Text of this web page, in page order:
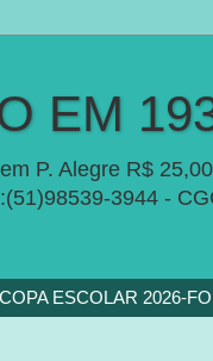
EM
P. Alegre R$
3944 -
ESCOLAR 2026-